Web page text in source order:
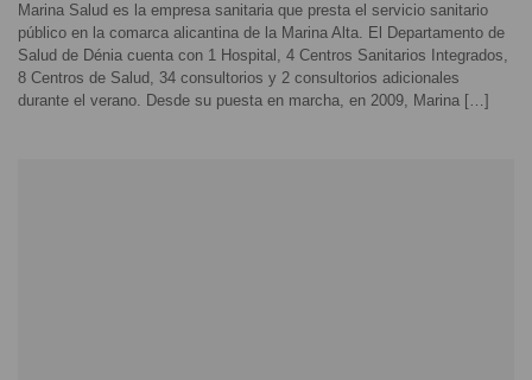
Marina Salud es la empresa sanitaria que presta el servicio sanitario
público en la comarca alicantina de la Marina Alta. El Departamento de
Salud de Dénia cuenta con 1 Hospital, 4 Centros Sanitarios Integrados,
8 Centros de Salud, 34 consultorios y 2 consultorios adicionales
durante el verano. Desde su puesta en marcha, en 2009, Marina […]